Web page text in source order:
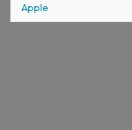
Apple